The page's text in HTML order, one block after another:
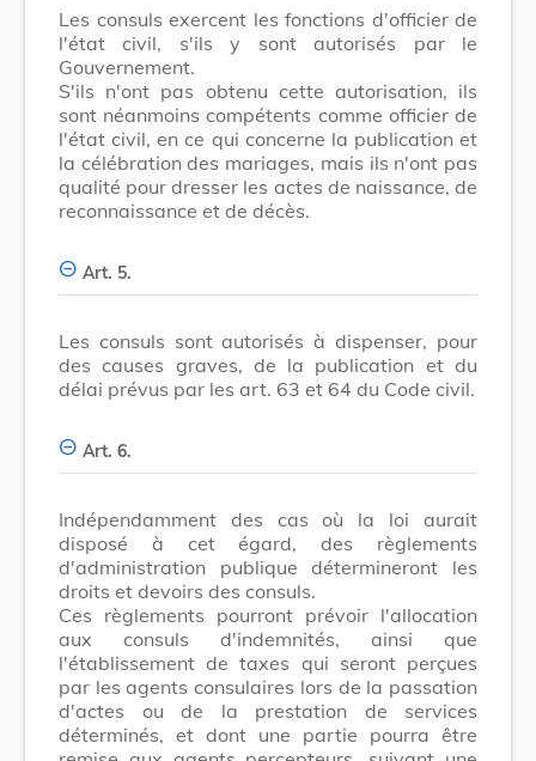
Les consuls exercent les fonctions d'officier de
l'état civil, s'ils y sont autorisés par le
Gouvernement.
S'ils n'ont pas obtenu cette autorisation, ils
sont néanmoins compétents comme officier de
l'état civil, en ce qui concerne la publication et
la célébration des mariages, mais ils n'ont pas
qualité pour dresser les actes de naissance, de
reconnaissance et de décès.
Art. 5.
Les consuls sont autorisés à dispenser, pour
des causes graves, de la publication et du
délai prévus par les art. 63 et 64 du Code civil.
Art. 6.
Indépendamment des cas où la loi aurait
disposé à cet égard, des règlements
d'administration publique détermineront les
droits et devoirs des consuls.
Ces règlements pourront prévoir l'allocation
aux consuls d'indemnités, ainsi que
l'établissement de taxes qui seront perçues
par les agents consulaires lors de la passation
d'actes ou de la prestation de services
déterminés, et dont une partie pourra être